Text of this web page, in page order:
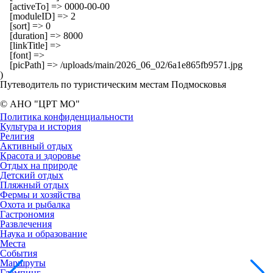
    [activeTo] => 0000-00-00
    [moduleID] => 2
    [sort] => 0
    [duration] => 8000
    [linkTitle] =>
    [font] =>
    [picPath] => /uploads/main/2026_06_02/6a1e865fb9571.jpg
Путеводитель по туристическим местам Подмосковья
© АНО "ЦРТ МО"
Политика конфиденциальности
Культура и история
Религия
Активный отдых
Красота и здоровье
Отдых на природе
Детский отдых
Пляжный отдых
Фермы и хозяйства
Охота и рыбалка
Гастрономия
Развлечения
Наука и образование
Места
События
Маршруты